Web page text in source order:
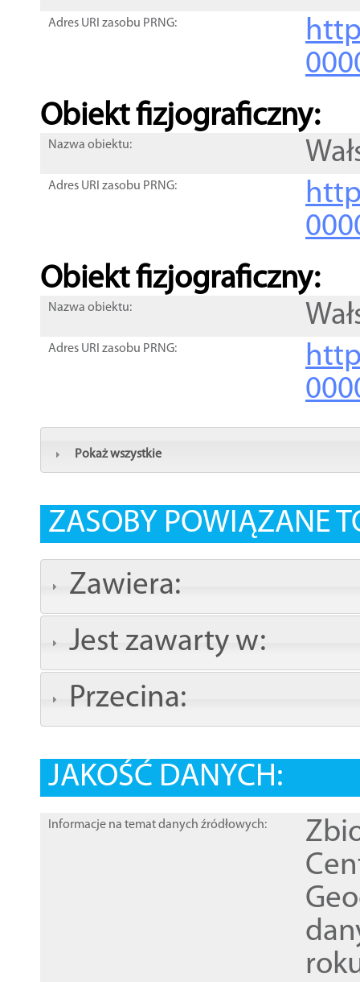
Adres URI zasobu PRNG:
Obiekt fizjograficzny:
Nazwa obiektu:
Adres URI zasobu PRNG:
Obiekt fizjograficzny:
Nazwa obiektu:
Adres URI zasobu PRNG:
Pokaż wszystkie
ZASOBY POWIĄZANE
Zawiera:
Jest zawarty w:
Przecina:
JAKOŚĆ DANYCH:
Informacje na temat danych źródłowych: